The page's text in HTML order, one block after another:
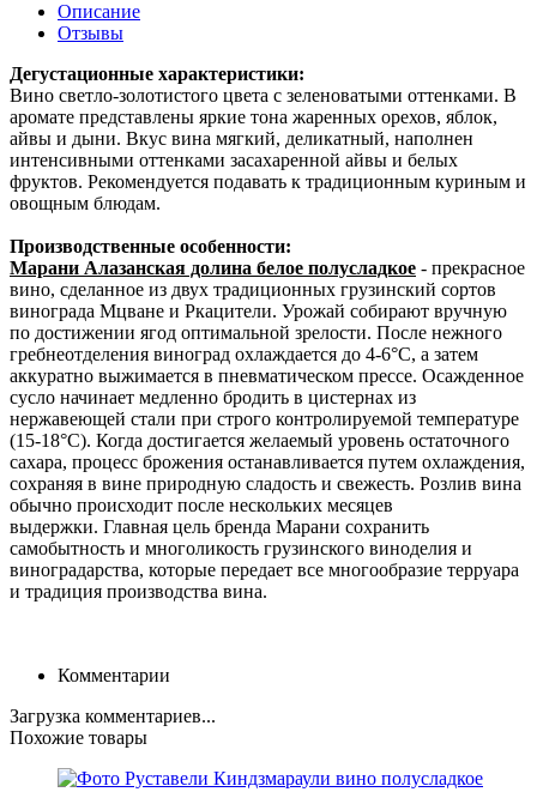
Описание
Отзывы
Дегустационные характеристики:
Вино светло-золотистого цвета с зеленоватыми оттенками. В
аромате представлены яркие тона жаренных орехов, яблок,
айвы и дыни. Вкус вина мягкий, деликатный, наполнен
интенсивными оттенками засахаренной айвы и белых
фруктов. Рекомендуется подавать к традиционным куриным и
овощным блюдам.
Производственные особенности:
Марани Алазанская долина белое полусладкое - прекрасное
вино, сделанное из двух традиционных грузинский сортов
винограда Мцване и Ркацители. Урожай собирают вручную
по достижении ягод оптимальной зрелости. После нежного
гребнеотделения виноград охлаждается до 4-6°C, а затем
аккуратно выжимается в пневматическом прессе. Осажденное
сусло начинает медленно бродить в цистернах из
нержавеющей стали при строго контролируемой температуре
(15-18°C). Когда достигается желаемый уровень остаточного
сахара, процесс брожения останавливается путем охлаждения,
сохраняя в вине природную сладость и свежесть. Розлив вина
обычно происходит после нескольких месяцев
выдержки. Главная цель бренда Марани сохранить
самобытность и многоликость грузинского виноделия и
виноградарства, которые передает все многообразие терруара
и традиция производства вина.
Комментарии
Загрузка комментариев...
Похожие товары